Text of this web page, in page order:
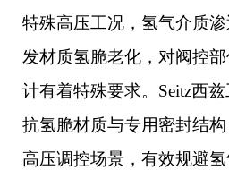
特殊高压工况，氢气介质渗
发材质氢脆老化，对阀控
计有着特殊要求。 Seitz西
抗氢脆材质与专用密封结
高压调控场景，有效规避